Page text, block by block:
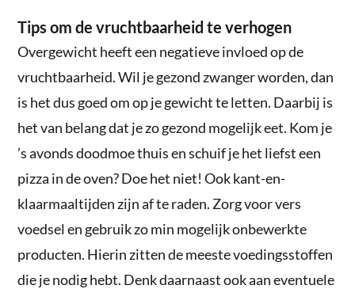
Tips om de vruchtbaarheid te verhogen
Overgewicht heeft een negatieve invloed op de
vruchtbaarheid. Wil je gezond zwanger worden, dan
is het dus goed om op je gewicht te letten. Daarbij is
het van belang dat je zo gezond mogelijk eet. Kom je
’s avonds doodmoe thuis en schuif je het liefst een
pizza in de oven? Doe het niet! Ook kant-en-
klaarmaaltijden zijn af te raden. Zorg voor vers
voedsel en gebruik zo min mogelijk onbewerkte
producten. Hierin zitten de meeste voedingsstoffen
die je nodig hebt. Denk daarnaast ook aan eventuele